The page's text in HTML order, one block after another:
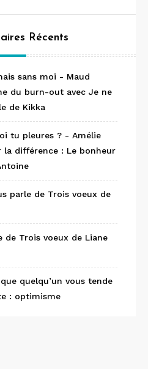
Récents
sans moi - Maud
du burn-out avec Je ne
de Kikka
tu pleures ? - Amélie
la différence : Le bonheur
parle de Trois voeux de
de Trois voeux de Liane
quelqu’un vous tende
: optimisme